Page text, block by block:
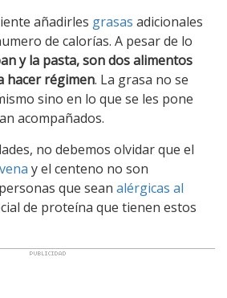
añadirles grasas adicionales
de calorías. A pesar de lo
y la pasta, son dos alimentos
hacer régimen. La grasa no se
sino en lo que se les pone
acompañados.
no debemos olvidar que el
y el centeno no son
que sean alérgicas al
de proteína que tienen estos